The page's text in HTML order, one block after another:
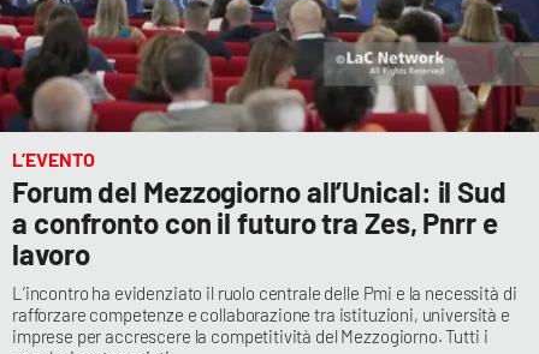
Società
Sport
RUBRICHE
Good Morning Vietnam
Parchi Marini Calabria
L’EVENTO
Forum del Mezzogiorno all’Unical: il Sud
a confronto con il futuro tra Zes, Pnrr e
lavoro
L’incontro ha evidenziato il ruolo centrale delle Pmi e la necessità di
rafforzare competenze e collaborazione tra istituzioni, università e
imprese per accrescere la competitività del Mezzogiorno. Tutti i